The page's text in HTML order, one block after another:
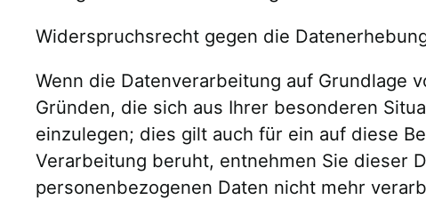
Widerspruchsrecht gegen die
Wenn die Datenverarbeitung auf Grundlage
Gründen, die sich aus Ihrer besonderen
einzulegen; dies gilt auch für ein auf diese
Verarbeitung beruht, entnehmen Sie dieser
personenbezogenen Daten nicht mehr